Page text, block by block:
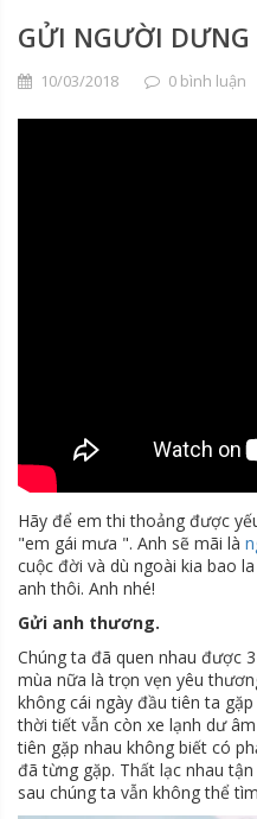
GỬI NGƯỜI
10/03/2018 0 bình luận
Hãy để em thi thoảng được
"em gái mưa ". Anh sẽ mãi là
cuộc đời và dù ngoài kia bao
anh thôi. Anh nhé!
Gửi anh thương.
Chúng ta đã quen nhau được
mùa nữa là trọn vẹn yêu
không cái ngày đầu tiên ta
thời tiết vẫn còn xe lạnh dư
tiên gặp nhau không biết có
đã từng gặp. Thất lạc nhau
sau chúng ta vẫn không thể